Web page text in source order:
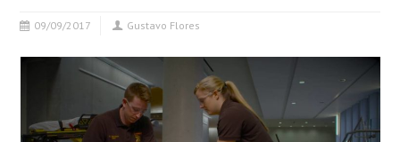
09/09/2017 Gustavo Flores